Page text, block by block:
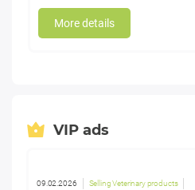
More details
VIP ads
09.02.2026 Selling Veterinary products